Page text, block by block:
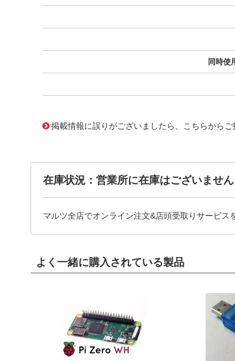
同時使
掲載情報に誤りがございましたら、こちらからご
在庫状況：営業所に在庫はございません
マルツ全店でオンライン注文&店頭受取りサービス
よく一緒に購入されている製品